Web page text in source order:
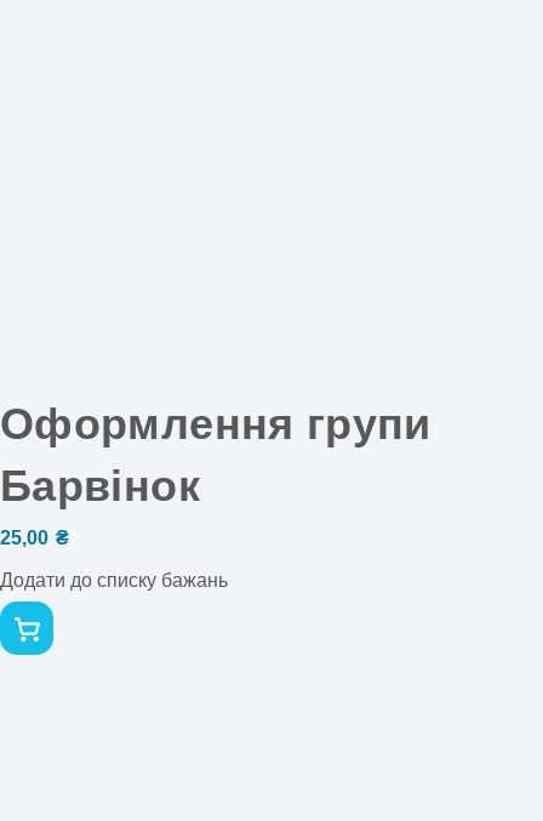
Оформлення групи
Барвінок
25,00 ₴
Додати до списку бажань